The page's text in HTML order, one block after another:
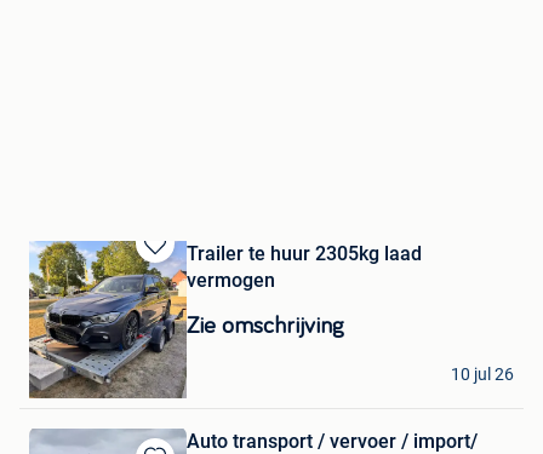
Bewaren
in
Mijn
Favorieten
Trailer te huur 2305kg laad
vermogen
Zie omschrijving
ilyas
Koersel
10 jul 26
Auto transport / vervoer / import/